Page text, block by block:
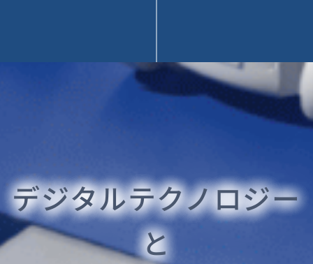
デジタルテクノロジー
と